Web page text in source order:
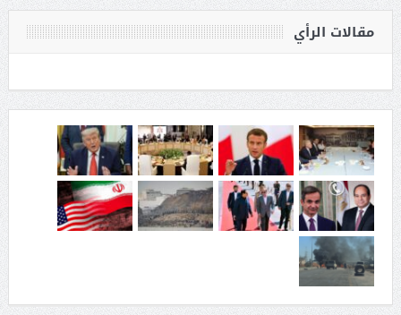
مقالات الرأي